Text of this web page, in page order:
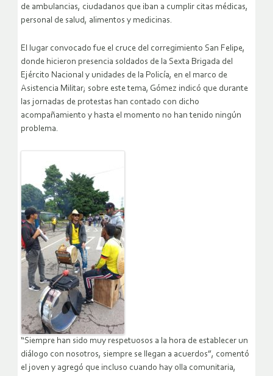
de ambulancias, ciudadanos que iban a cumplir citas médicas,
personal de salud, alimentos y medicinas.
El lugar convocado fue el cruce del corregimiento San Felipe,
donde hicieron presencia soldados de la Sexta Brigada del
Ejército Nacional y unidades de la Policía, en el marco de
Asistencia Militar; sobre este tema, Gómez indicó que durante
las jornadas de protestas han contado con dicho
acompañamiento y hasta el momento no han tenido ningún
problema.
“Siempre han sido muy respetuosos a la hora de establecer un
diálogo con nosotros, siempre se llegan a acuerdos”, comentó
el joven y agregó que incluso cuando hay olla comunitaria,